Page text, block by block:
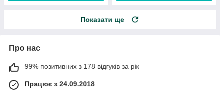
Показати ще
Про нас
99% позитивних з 178 відгуків за рік
Працює з 24.09.2018